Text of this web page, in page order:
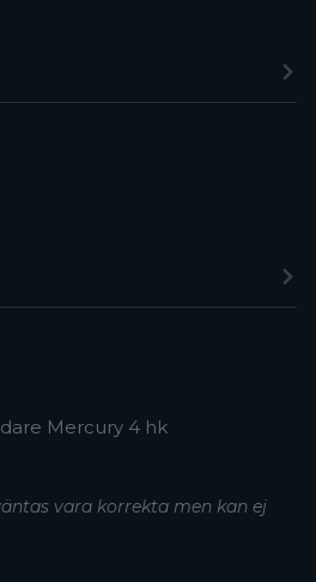
Mercury 4 hk
vara korrekta men kan ej